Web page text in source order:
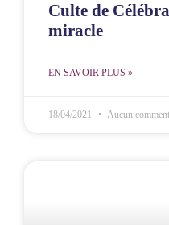
Culte de
miracle
EN SAVOIR PLUS »
18/04/2021 Aucun